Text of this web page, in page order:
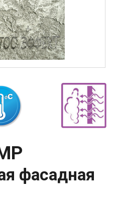
фасадная